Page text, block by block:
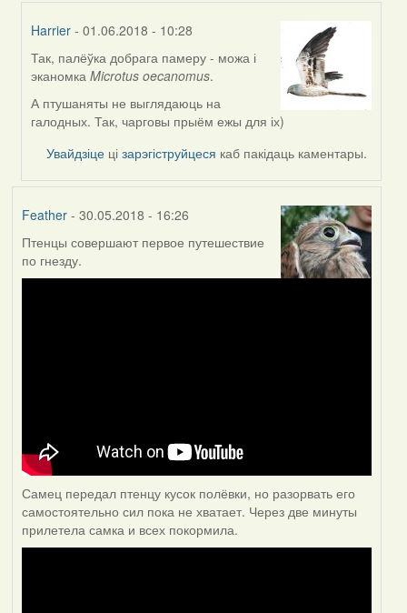
Harrier - 01.06.2018 - 10:28
In
reply
to
by
Так, палёўка добрага памеру - можа і
эканомкаMicrotus oecanomus.
А птушаняты не выглядаюць на
галодных. Так, чарговы прыём ежы для іх)
Увайдзіце цізарэгіструйцеся каб пакідаць каментары.
Feather- 30.05.2018 - 16:26
Птенцы совершают первое путешествие
по гнезду.
Самец передал птенцу кусок полёвки, но разорвать его
самостоятельно сил пока не хватает. Через две минуты
прилетела самка и всех покормила.